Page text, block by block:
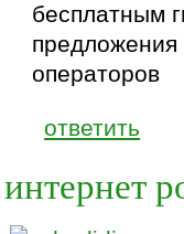
бесплатным
предложения
операторов
ответить
интернет